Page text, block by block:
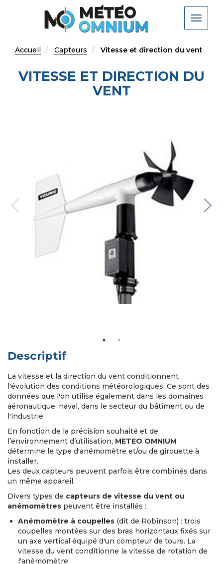
Toggle
Accueil Capteurs Vitesse et direction du vent
VITESSE ET DIRECTION DU
VENT
Descriptif
La vitesse et la direction du vent conditionnent
l'évolution des conditions météorologiques. Ce sont des
données que l'on utilise également dans les domaines
aéronautique, naval, dans le secteur du bâtiment ou de
l'industrie.
En fonction de la précision souhaité et de
l’environnement d’utilisation, METEO OMNIUM
détermine le type d'anémomètre et/ou de girouette à
installer.
Les deux capteurs peuvent parfois être combinés dans
un même appareil.
Divers types de capteurs de vitesse du vent ou
anémomètres peuvent être installés :
Anémomètre à coupelles (dit de Robinson) : trois
coupelles montées sur des bras horizontaux fixés sur
un axe vertical équipé d'un compteur de tours. La
vitesse du vent conditionne la vitesse de rotation de
l'anémomètre.